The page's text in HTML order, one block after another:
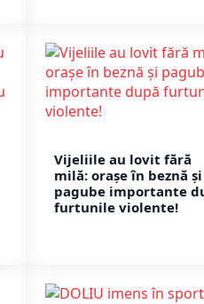
Vijeliile au lovit fără
milă: orașe în beznă și
pagube importante
furtunile violente!